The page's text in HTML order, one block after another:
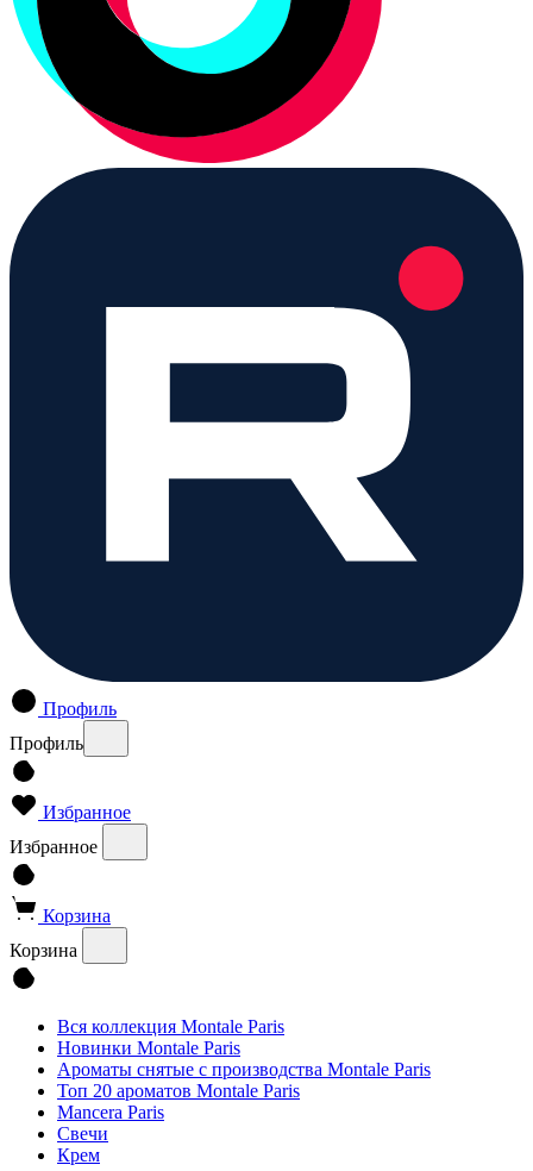
Профиль
Профиль
Избранное
Избранное
Корзина
Корзина
Вся коллекция Montale Paris
Новинки Montale Paris
Ароматы cнятые с производства Montale Paris
Топ 20 ароматов Montale Paris
Mancera Paris
Свечи
Крем